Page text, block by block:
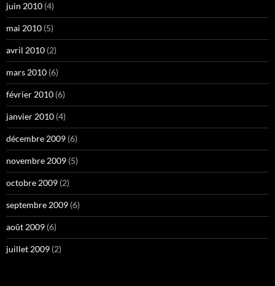
juin 2010 (4)
mai 2010 (5)
avril 2010 (2)
mars 2010 (6)
février 2010 (6)
janvier 2010 (4)
décembre 2009 (6)
novembre 2009 (5)
octobre 2009 (2)
septembre 2009 (6)
août 2009 (6)
juillet 2009 (2)